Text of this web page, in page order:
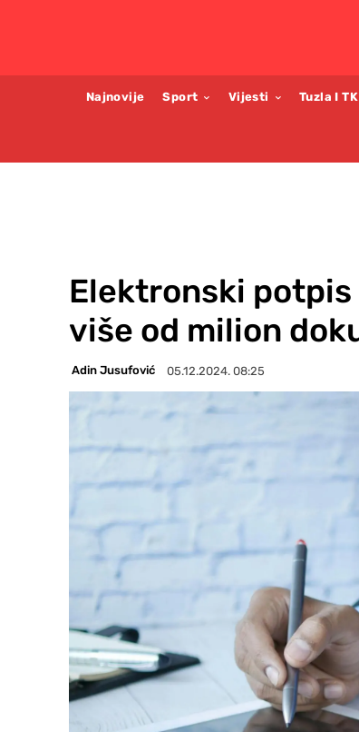
Najnovije Sport Vijesti Tuzla I TK
Elektronski potpis
više od milion
Adin Jusufović 05.12.2024. 08:25